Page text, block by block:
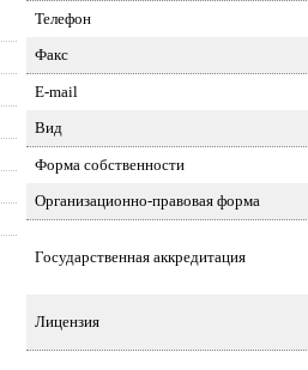
Телефон
Факс
E-mail
Вид
Форма собственности
Организационно-правовая форма
Государственная аккредитация
Лицензия